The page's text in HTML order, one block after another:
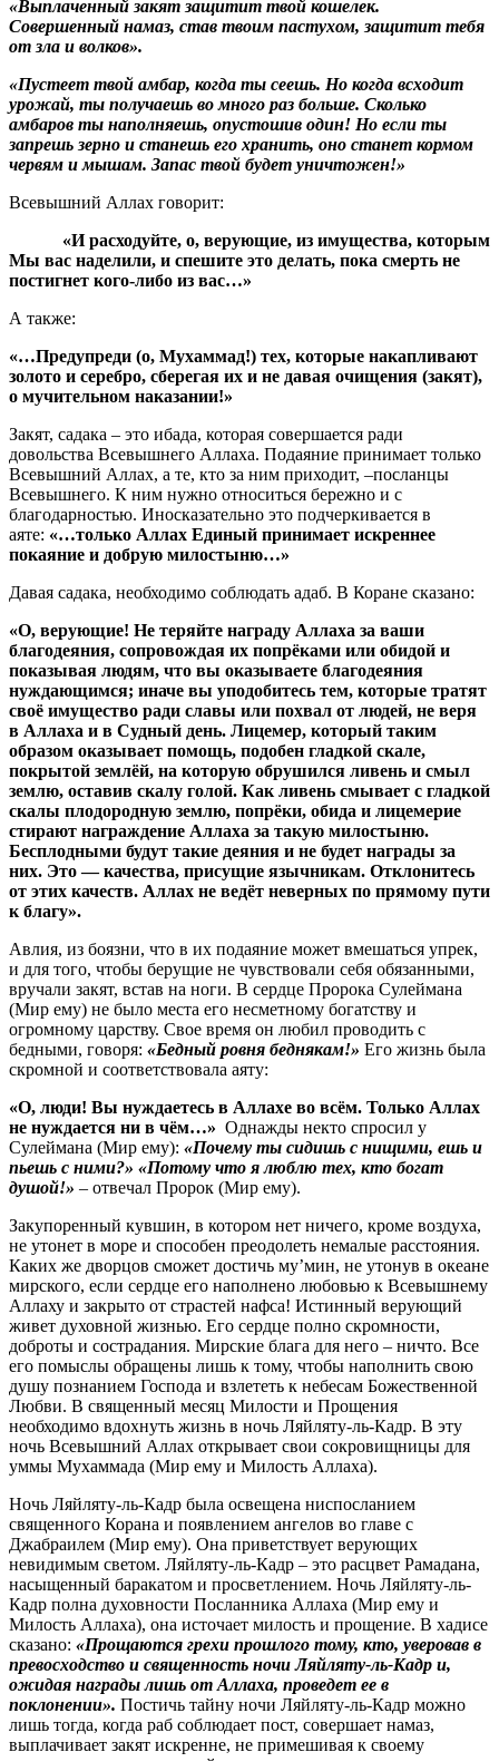
«Выплаченный закят защитит твой кошелек.
Совершенный намаз, став твоим пастухом, защитит тебя
от зла и волков».
«Пустеет твой амбар, когда ты сеешь. Но когда всходит
урожай, ты получаешь во много раз больше. Сколько
амбаров ты наполняешь, опустошив один! Но если ты
запрешь зерно и станешь его хранить, оно станет кормом
червям и мышам. Запас твой будет уничтожен!»
Всевышний Аллах говорит:
«И расходуйте, о, верующие, из имущества, которым
Мы вас наделили, и спешите это делать, пока смерть не
постигнет кого-либо из вас…»
А также:
«…Предупреди (о, Мухаммад!) тех, которые накапливают
золото и серебро, сберегая их и не давая очищения (закят),
о мучительном наказании!»
Закят, садака – это ибада, которая совершается ради
довольства Всевышнего Аллаха. Подаяние принимает только
Всевышний Аллах, а те, кто за ним приходит, –посланцы
Всевышнего. К ним нужно относиться бережно и с
благодарностью. Иносказательно это подчеркивается в
аяте: «…только Аллах Единый принимает искреннее
покаяние и добрую милостыню…»
Давая садака, необходимо соблюдать адаб. В Коране сказано:
«О, верующие! Не теряйте награду Аллаха за ваши
благодеяния, сопровождая их попрёками или обидой и
показывая людям, что вы оказываете благодеяния
нуждающимся; иначе вы уподобитесь тем, которые тратят
своё имущество ради славы или похвал от людей, не веря
в Аллаха и в Судный день. Лицемер, который таким
образом оказывает помощь, подобен гладкой скале,
покрытой землёй, на которую обрушился ливень и смыл
землю, оставив скалу голой. Как ливень смывает с гладкой
скалы плодородную землю, попрёки, обида и лицемерие
стирают награждение Аллаха за такую милостыню.
Бесплодными будут такие деяния и не будет награды за
них. Это — качества, присущие язычникам. Отклонитесь
от этих качеств. Аллах не ведёт неверных по прямому пути
к благу».
Авлия, из боязни, что в их подаяние может вмешаться упрек,
и для того, чтобы берущие не чувствовали себя обязанными,
вручали закят, встав на ноги. В сердце Пророка Сулеймана
(Мир ему) не было места его несметному богатству и
огромному царству. Свое время он любил проводить с
бедными, говоря: «Бедный ровня беднякам!» Его жизнь была
скромной и соответствовала аяту:
«О, люди! Вы нуждаетесь в Аллахе во всём. Только Аллах
не нуждается ни в чём…» Однажды некто спросил у
Сулеймана (Мир ему): «Почему ты сидишь с нищими, ешь и
пьешь с ними?» «Потому что я люблю тех, кто богат
душой!» – отвечал Пророк (Мир ему).
Закупоренный кувшин, в котором нет ничего, кроме воздуха,
не утонет в море и способен преодолеть немалые расстояния.
Каких же дворцов сможет достичь му’мин, не утонув в океане
мирского, если сердце его наполнено любовью к Всевышнему
Аллаху и закрыто от страстей нафса! Истинный верующий
живет духовной жизнью. Его сердце полно скромности,
доброты и сострадания. Мирские блага для него – ничто. Все
его помыслы обращены лишь к тому, чтобы наполнить свою
душу познанием Господа и взлететь к небесам Божественной
Любви. В священный месяц Милости и Прощения
необходимо вдохнуть жизнь в ночь Ляйляту-ль-Кадр. В эту
ночь Всевышний Аллах открывает свои сокровищницы для
уммы Мухаммада (Мир ему и Милость Аллаха).
Ночь Ляйляту-ль-Кадр была освещена ниспосланием
священного Корана и появлением ангелов во главе с
Джабраилем (Мир ему). Она приветствует верующих
невидимым светом. Ляйляту-ль-Кадр – это расцвет Рамадана,
насыщенный баракатом и просветлением. Ночь Ляйляту-ль-
Кадр полна духовности Посланника Аллаха (Мир ему и
Милость Аллаха), она источает милость и прощение. В хадисе
сказано: «Прощаются грехи прошлого тому, кто, уверовав в
превосходство и священность ночи Ляйляту-ль-Кадр и,
ожидая награды лишь от Аллаха, проведет ее в
поклонении». Постичь тайну ночи Ляйляту-ль-Кадр можно
лишь тогда, когда раб соблюдает пост, совершает намаз,
выплачивает закят искренне, не примешивая к своему